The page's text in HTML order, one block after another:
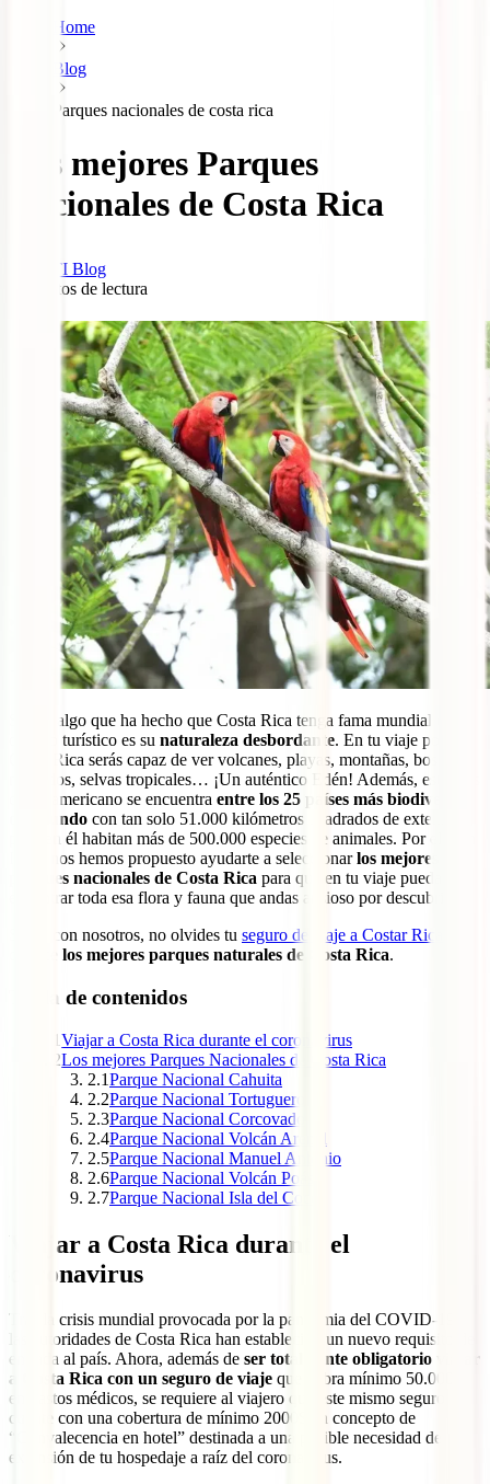
Home
Blog
Parques nacionales de costa rica
Los mejores Parques
Nacionales de Costa Rica
IATI Blog
minutos de lectura
Si hay algo que ha hecho que Costa Rica tenga fama mundial como
destino turístico es su naturaleza desbordante. En tu viaje por
Costa Rica serás capaz de ver volcanes, playas, montañas, bosques
nublados, selvas tropicales… ¡Un auténtico Edén! Además, este país
centroamericano se encuentra entre los 25 países más biodiversos
del mundo con tan solo 51.000 kilómetros cuadrados de extensión,
pues en él habitan más de 500.000 especies de animales. Por ello en
IATI, nos hemos propuesto ayudarte a seleccionarlos mejores
parques nacionales de Costa Rica para que en tu viaje puedas
encontrar toda esa flora y fauna que andas ansioso por descubrir.
Sigue con nosotros, no olvides tu seguro de viaje a Costar Rica
los mejores parques naturales de Costa Rica.
Tabla de contenidos
1Viajar a Costa Rica durante el coronavirus
2Los mejores Parques Nacionales de Costa Rica
2.1Parque Nacional Cahuita
2.2Parque Nacional Tortuguero
2.3Parque Nacional Corcovado
2.4Parque Nacional Volcán Arenal
2.5Parque Nacional Manuel Antonio
2.6Parque Nacional Volcán Poás
2.7Parque Nacional Isla del Coco
Viajar a Costa Rica durante el
coronavirus
Tras la crisis mundial provocada por la pandemia del COVID-19,
las autoridades de Costa Rica han establecido un nuevo requisito de
entrada al país. Ahora, además de ser totalmente obligatorio viajar
a Costa Rica con un seguro de viaje que cubra mínimo 50.000$
en gastos médicos, se requiere al viajero que este mismo seguro
cuente con una cobertura de mínimo 2000$ en concepto de
“Convalecencia en hotel” destinada a una posible necesidad de
extensión de tu hospedaje a raíz del coronavirus.